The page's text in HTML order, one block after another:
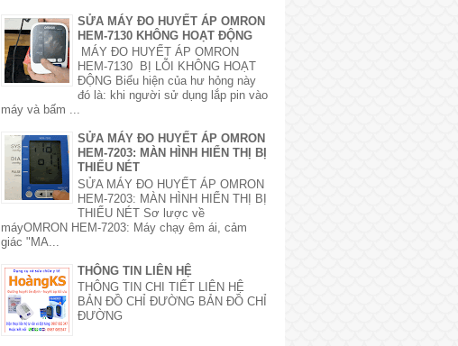
SỬA MÁY ĐO HUYẾT ÁP OMRON
HEM-7130 KHÔNG HOẠT ĐỘNG
MÁY ĐO HUYẾT ÁP OMRON
HEM-7130 BỊ LỖI KHÔNG HOẠT
ĐỘNG Biểu hiện của hư hỏng này
đó là: khi người sử dụng lắp pin vào
máy và bấm ...
SỬA MÁY ĐO HUYẾT ÁP OMRON
HEM-7203: MÀN HÌNH HIỂN THỊ BỊ
THIẾU NÉT
SỬA MÁY ĐO HUYẾT ÁP OMRON
HEM-7203: MÀN HÌNH HIỂN THỊ BỊ
THIẾU NÉT Sơ lược về
máyOMRON HEM-7203: Máy chạy êm ái, cảm
giác "MA...
THÔNG TIN LIÊN HỆ
THÔNG TIN CHI TIẾT LIÊN HỆ
BẢN ĐỒ CHỈ ĐƯỜNG BẢN ĐỒ CHỈ
ĐƯỜNG